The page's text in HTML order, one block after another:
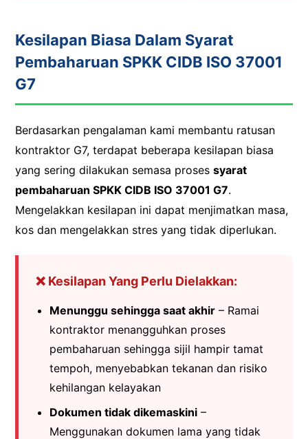
Kesilapan Biasa Dalam Syarat
Pembaharuan SPKK CIDB ISO 37001
G7
Berdasarkan pengalaman kami membantu ratusan
kontraktor G7, terdapat beberapa kesilapan biasa
yang sering dilakukan semasa proses syarat
pembaharuan SPKK CIDB ISO 37001 G7.
Mengelakkan kesilapan ini dapat menjimatkan masa,
kos dan mengelakkan stres yang tidak diperlukan.
❌ Kesilapan Yang Perlu Dielakkan:
Menunggu sehingga saat akhir – Ramai
kontraktor menangguhkan proses
pembaharuan sehingga sijil hampir tamat
tempoh, menyebabkan tekanan dan risiko
kehilangan kelayakan
Dokumen tidak dikemaskini –
Menggunakan dokumen lama yang tidak